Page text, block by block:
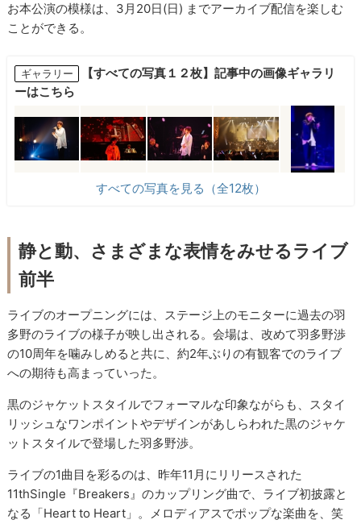
お本公演の模様は、3月20日(日) までアーカイブ配信を楽しむ
ことができる。
ギャラリー
【すべての写真１２枚】記事中の画像ギャラリ
ーはこちら
すべての写真を見る（全12枚）
静と動、さまざまな表情をみせるライブ
前半
ライブのオープニングには、ステージ上のモニターに過去の羽
多野のライブの様子が映し出される。会場は、改めて羽多野渉
の10周年を噛みしめると共に、約2年ぶりの有観客でのライブ
への期待も高まっていった。
黒のジャケットスタイルでフォーマルな印象ながらも、スタイ
リッシュなワンポイントやデザインがあしらわれた黒のジャケ
ットスタイルで登場した羽多野渉。
ライブの1曲目を彩るのは、昨年11月にリリースされた
11thSingle『Breakers』のカップリング曲で、ライブ初披露と
なる「Heart to Heart」。メロディアスでポップな楽曲を、笑